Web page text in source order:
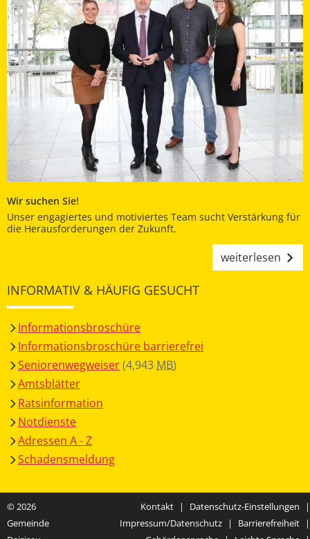
Wir suchen Sie!
Unser engagiertes und motiviertes Team sucht Verstärkung für
die Herausforderungen der Zukunft.
weiterlesen
INFORMATIV & HÄUFIG GESUCHT
Informationsbroschüre
Informationsbroschüre barrierefrei
Seniorenwegweiser(4,943 MB)
Amtsblätter
Ratsinformation
Notdienste
Adressen A - Z
Schadensmeldung
© 2026
Gemeinde
Kontakt | Datenschutz-Einstellungen
|
Impressum/Datenschutz
| Barrierefreiheit
|